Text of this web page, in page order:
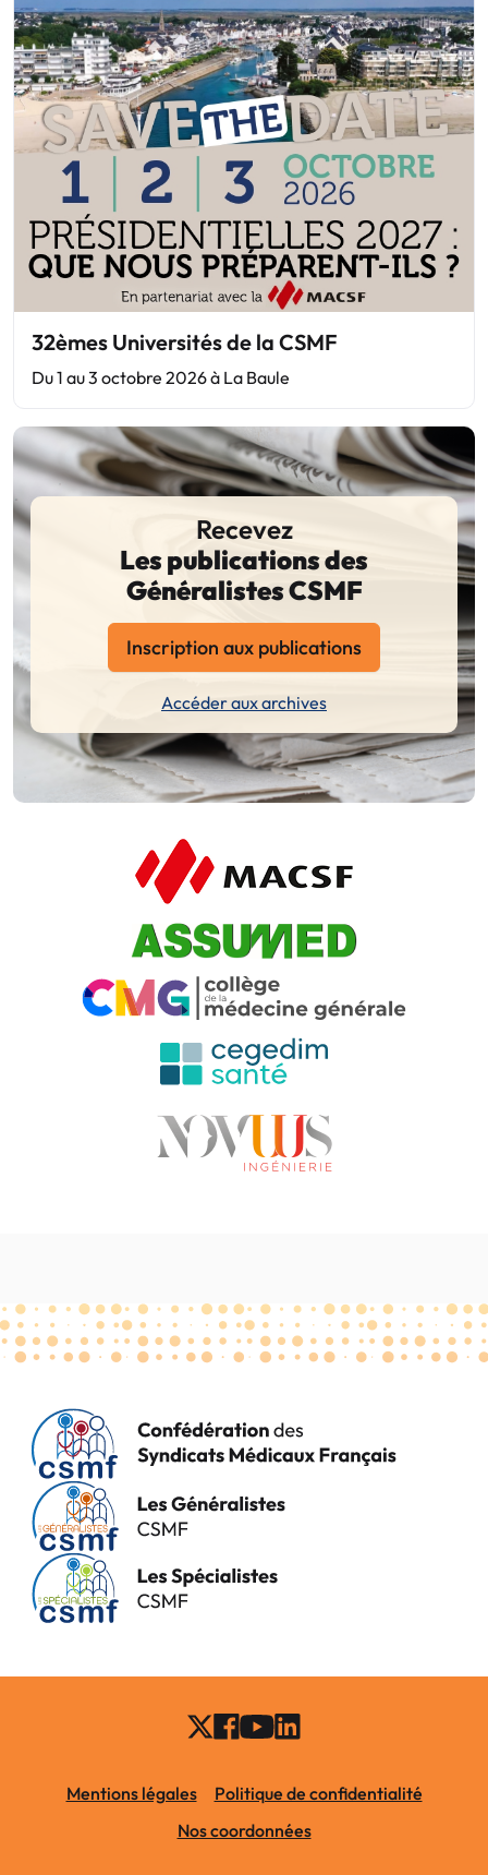
32èmes Universités de la CSMF
Du 1 au 3 octobre 2026 à La Baule
Recevez
Les publications des
Généralistes CSMF
Inscription aux publications
Accéder aux archives
Mentions légales
Politique de confidentialité
Nos coordonnées